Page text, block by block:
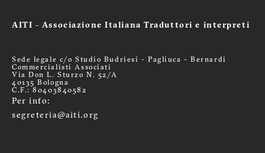
AITI - Associazione Italiana Traduttori e interpreti
Sede legale c/o Studio Budriesi - Pagliuca - Bernardi
Commercialisti Associati
Via Don L. Sturzo N. 52/A
40135 Bologna
C.F.: 80403840582
Per info:
segreteria@aiti.org